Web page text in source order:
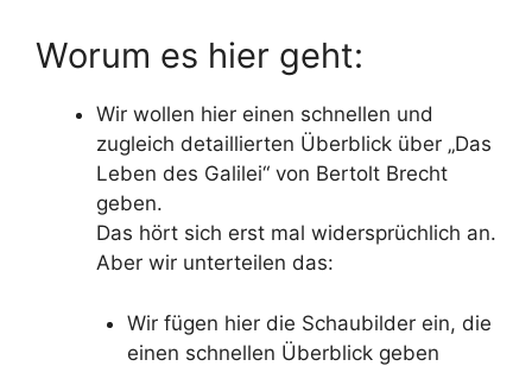
Worum es hier geht:
Wir wollen hier einen schnellen und
zugleich detaillierten Überblick über „Das
Leben des Galilei“ von Bertolt Brecht
geben.
Das hört sich erst mal widersprüchlich an.
Aber wir unterteilen das:
Wir fügen hier die Schaubilder ein, die
einen schnellen Überblick geben